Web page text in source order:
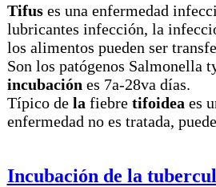
Tifuses una enfermedad
lubricantes infección, la
los alimentos pueden ser
Son los patógenos Salmonella
incubación es 7a-28va días.
Típico de la fiebre tifoidea es
enfermedad no es tratada,
Incubación de la